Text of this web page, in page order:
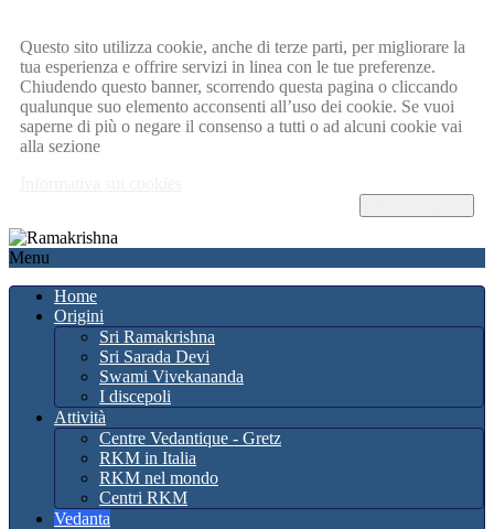
Questo sito utilizza cookie, anche di terze parti, per migliorare la
tua esperienza e offrire servizi in linea con le tue preferenze.
Chiudendo questo banner, scorrendo questa pagina o cliccando
qualunque suo elemento acconsenti all’uso dei cookie. Se vuoi
saperne di più o negare il consenso a tutti o ad alcuni cookie vai
alla sezione
Menu
Home
Origini
Sri Ramakrishna
Sri Sarada Devi
Swami Vivekananda
I discepoli
Attività
Centre Vedantique - Gretz
RKM in Italia
RKM nel mondo
Centri RKM
Vedanta